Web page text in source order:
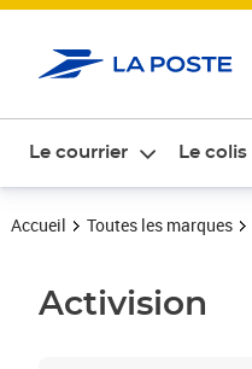
Le courrier Le colis
Accueil Toutes les marques
Activision